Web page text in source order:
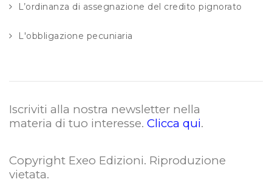
L’ordinanza di assegnazione del credito pignorato
L'obbligazione pecuniaria
Iscriviti alla nostra newsletter nella
materia di tuo interesse. Clicca qui.
Copyright Exeo Edizioni. Riproduzione
vietata.